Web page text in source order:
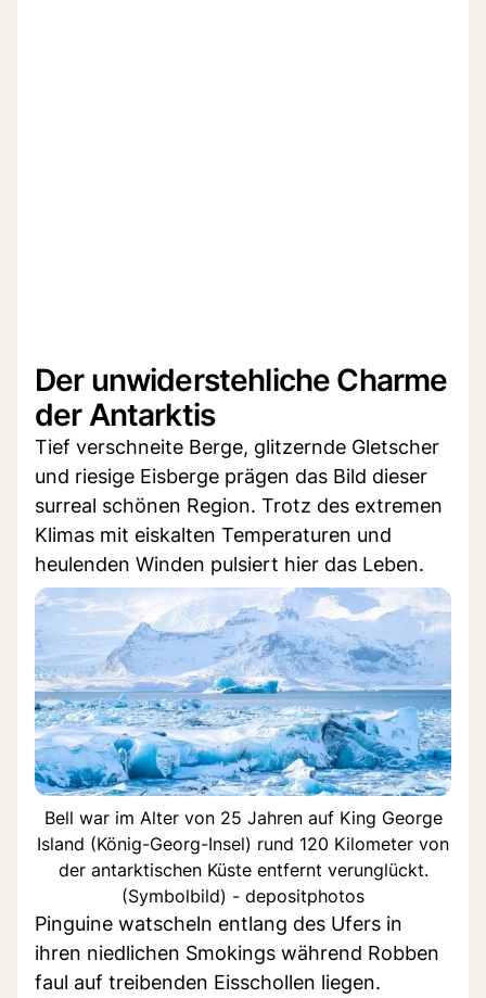
Der unwiderstehliche Charme
der Antarktis
Tief verschneite Berge, glitzernde Gletscher
und riesige Eisberge prägen das Bild dieser
surreal schönen Region. Trotz des extremen
Klimas mit eiskalten Temperaturen und
heulenden Winden pulsiert hier das Leben.
Bell war im Alter von 25 Jahren auf King George
Island (König-Georg-Insel) rund 120 Kilometer von
der antarktischen Küste entfernt verunglückt.
(Symbolbild) - depositphotos
Pinguine watscheln entlang des Ufers in
ihren niedlichen Smokings während Robben
faul auf treibenden Eisschollen liegen.